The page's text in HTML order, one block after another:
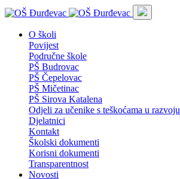
O školi
Povijest
Područne škole
PŠ Budrovac
PŠ Čepelovac
PŠ Mičetinac
PŠ Sirova Katalena
Odjeli za učenike s teškoćama u razvoju
Djelatnici
Kontakt
Školski dokumenti
Korisni dokumenti
Transparentnost
Novosti